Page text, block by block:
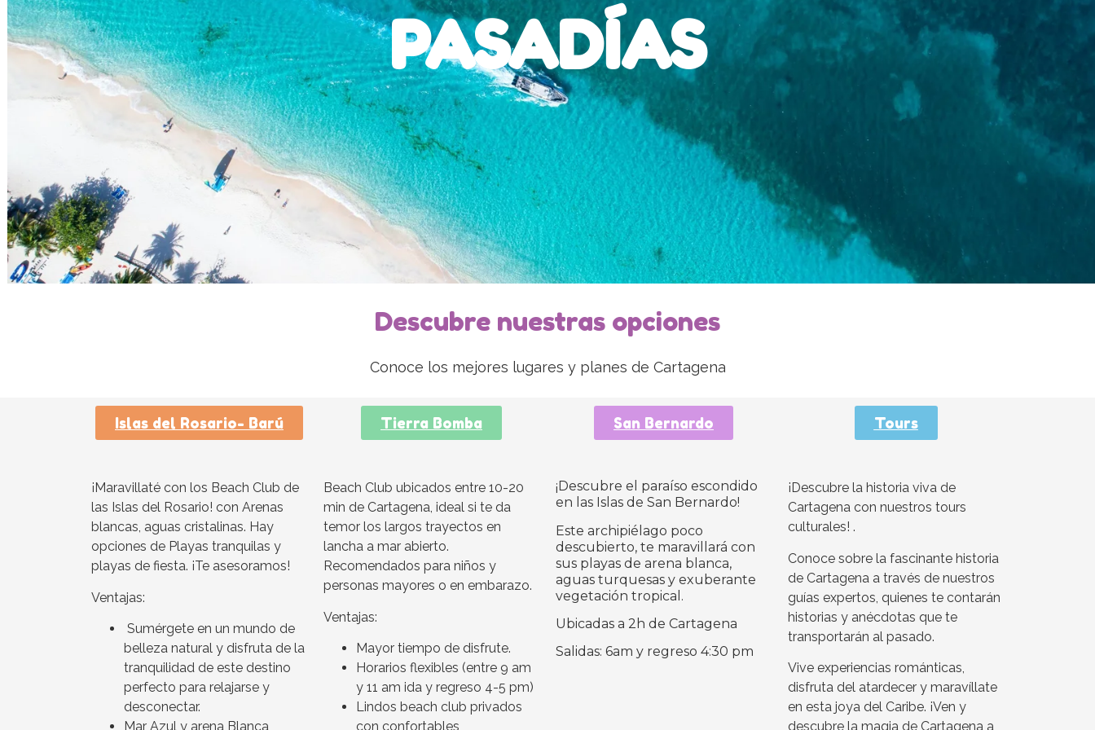
PASADÍAS
Descubre nuestras opciones
Conoce los mejores lugares y planes de Cartagena
Islas del Rosario- Barú Tierra Bomba San Bernardo Tours
¡Maravillaté con los Beach Club de
las Islas del Rosario! con Arenas
blancas, aguas cristalinas. Hay
opciones de Playas tranquilas y
playas de fiesta. ¡Te asesoramos!
Ventajas:
Sumérgete en un mundo de
belleza natural y disfruta de la
tranquilidad de este destino
perfecto para relajarse y
desconectar.
Mar Azul y arena Blanca
Beach Club ubicados entre 10-20
min de Cartagena, ideal si te da
temor los largos trayectos en
lancha a mar abierto.
Recomendados para niños y
personas mayores o en embarazo.
Ventajas:
Mayor tiempo de disfrute.
Horarios flexibles (entre 9 am
y 11 am ida y regreso 4-5 pm)
Lindos beach club privados
con confortables
¡Descubre el paraíso escondido
en las Islas de San Bernardo!
Este archipiélago poco
descubierto, te maravillará con
sus playas de arena blanca,
aguas turquesas y exuberante
vegetación tropical.
Ubicadas a 2h de Cartagena
Salidas: 6am y regreso 4:30 pm
¡Descubre la historia viva de
Cartagena con nuestros tours
culturales! .
Conoce sobre la fascinante historia
de Cartagena a través de nuestros
guías expertos, quienes te contarán
historias y anécdotas que te
transportarán al pasado.
Vive experiencias románticas,
disfruta del atardecer y maravíllate
en esta joya del Caribe. ¡Ven y
descubre la magia de Cartagena a